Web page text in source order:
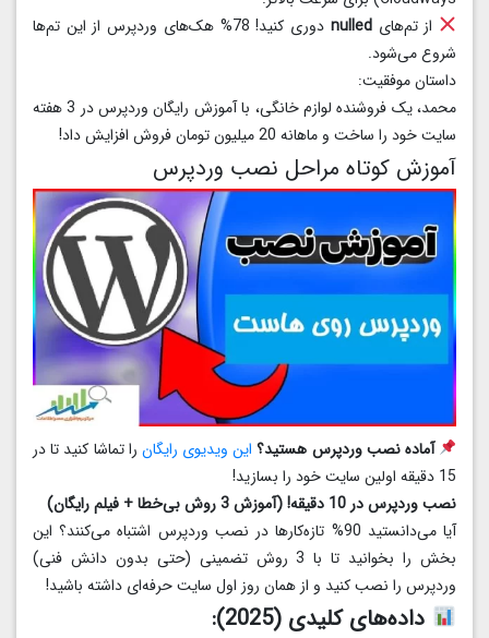
از تم‌های nulled
دوری کنید! 78% هک‌های وردپرس از این تم‌ها
شروع می‌شود.
داستان موفقیت:
محمد، یک فروشنده لوازم خانگی، با آموزش رایگان وردپرس در 3 هفته
سایت خود را ساخت و ماهانه 20 میلیون تومان فروش افزایش داد!
آموزش کوتاه مراحل نصب وردپرس
آماده نصب وردپرس هستید؟این ویدیوی رایگانرا تماشا کنید تا در
15 دقیقه اولین سایت خود را بسازید!
نصب وردپرس در 10 دقیقه! (آموزش 3 روش بی‌خطا + فیلم رایگان)
آیا می‌دانستید 90% تازه‌کارها در نصب وردپرس اشتباه می‌کنند؟ این
بخش را بخوانید تا با 3 روش تضمینی (حتی بدون دانش فنی)
وردپرس را نصب کنید و از همان روز اول سایت حرفه‌ای داشته باشید!
داده‌های کلیدی (2025):